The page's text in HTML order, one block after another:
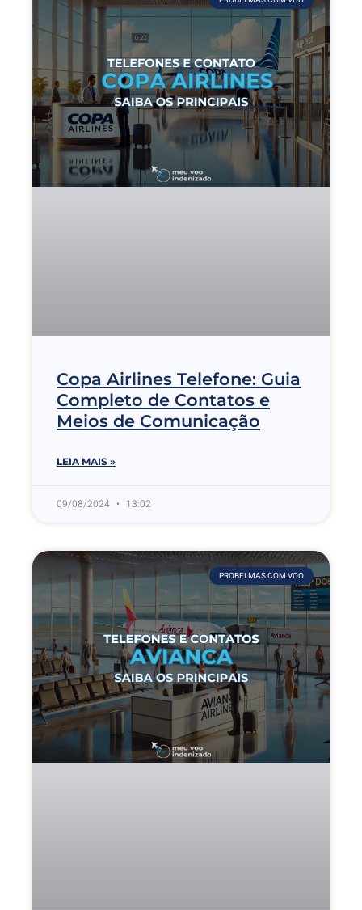
Copa Airlines Telefone: Guia
Completo de Contatos e
Meios de Comunicação
LEIA MAIS »
09/08/2024 13:02
PROBELMAS COM VOO